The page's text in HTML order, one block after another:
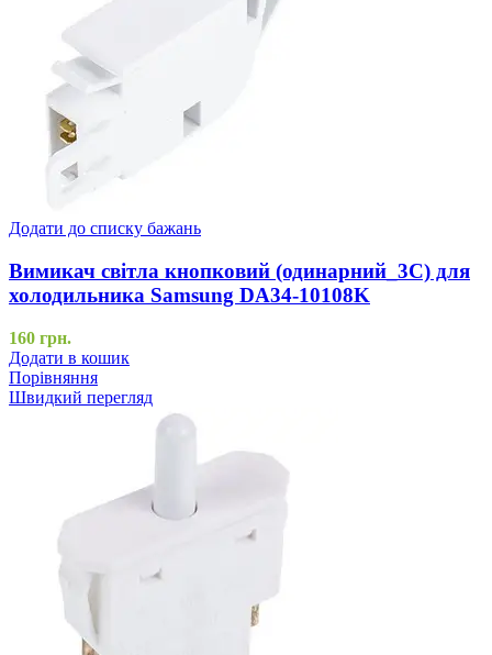
Додати до списку бажань
Вимикач світла кнопковий (одинарний_3C) для
холодильника Samsung DA34-10108K
160 грн.
Додати в кошик
Порівняння
Швидкий перегляд